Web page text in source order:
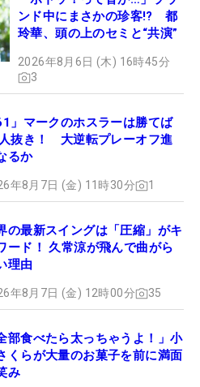
ンド中にまさかの珍客!? 都
玲華、頭の上のセミと“共演”
2026年8月6日 (木) 16時45分
3
」マークのホスラーは勝てば
抜き！ 大逆転プレーオフ進
るか
年8月7日 (金) 11時30分 1
の最新スイングは「圧縮」がキ
ード！ 久常涼が飛んで曲がら
理由
年8月7日 (金) 12時00分 35
部食べたら太っちゃうよ！」小
くらが大量のお菓子を前に満面
み